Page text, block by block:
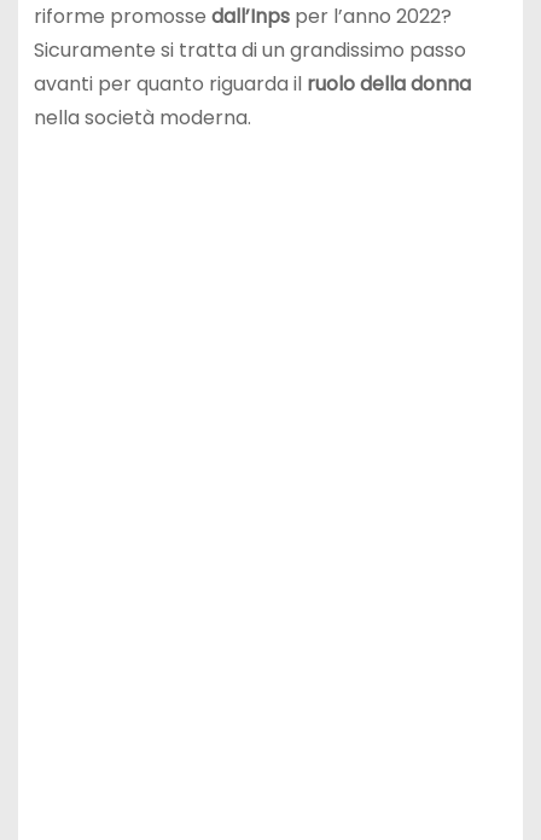
riforme promosse dall’Inpsper l’anno 2022?
Sicuramente si tratta di un grandissimo passo
avanti per quanto riguarda il ruolo della donna
nella società moderna.